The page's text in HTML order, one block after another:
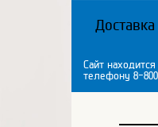
Доставка
Сайт
телефону 8-